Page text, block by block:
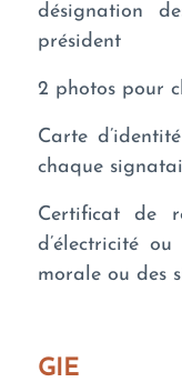
désignation
président
2 photos pour
Carte
chaque
Certificat de
d’électricité
morale ou des
GIE